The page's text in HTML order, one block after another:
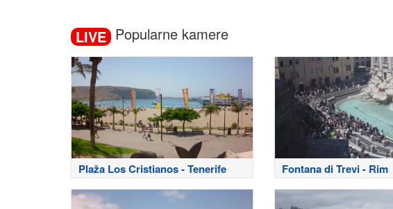
LIVE Popularne kamere
Plaža Los Cristianos - Tenerife Fontana di Trevi - Rim